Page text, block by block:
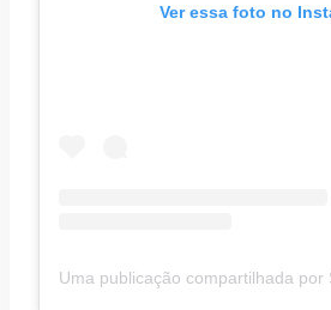
Ver essa foto no